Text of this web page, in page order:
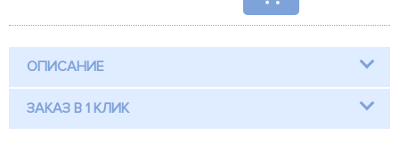
ОПИСАНИЕ
ЗАКАЗ В 1 КЛИК